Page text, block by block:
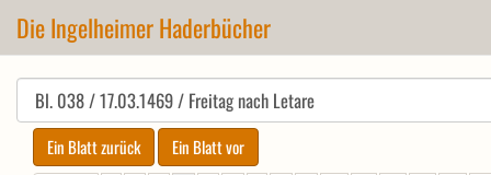
Die Ingelheimer Haderbücher